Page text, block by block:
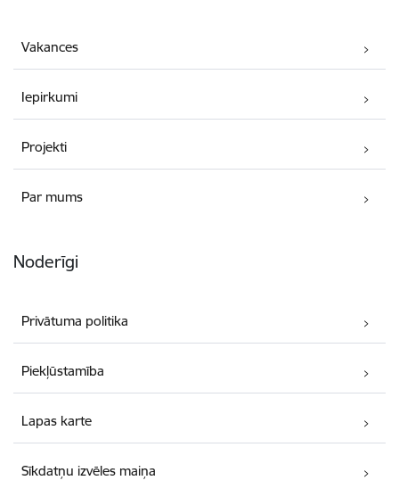
Vakances
Iepirkumi
Projekti
Par mums
Noderīgi
Privātuma politika
Piekļūstamība
Lapas karte
Sīkdatņu izvēles maiņa